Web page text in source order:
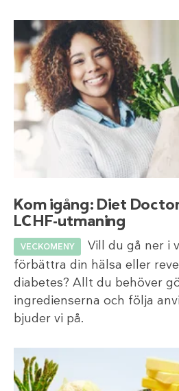
Kom igång: Diet
LCHF-utmaning
VECKOMENY
Vill du gå ner i
förbättra din hälsa eller
diabetes? Allt du behöver
ingredienserna och följa
bjuder vi på.